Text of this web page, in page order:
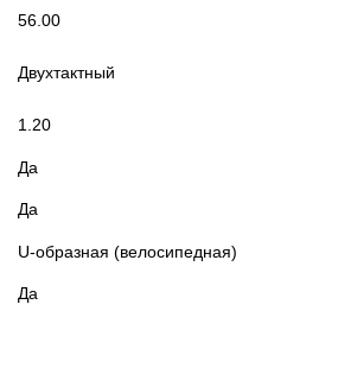
56.00
Двухтактный
1.20
Да
Да
U-образная (велосипедная)
Да